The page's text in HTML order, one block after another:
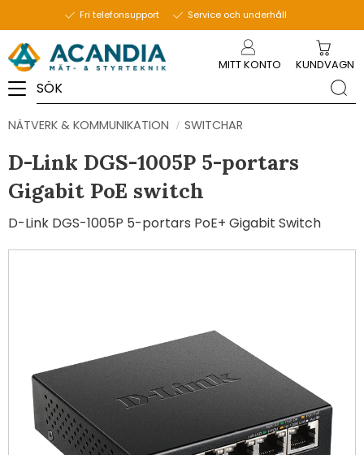
Fri telefonsupport Service och underhåll
MITT KONTO KUNDVAGN
NÄTVERK & KOMMUNIKATION SWITCHAR
D-Link DGS-1005P 5-portars
Gigabit PoE switch
D-Link DGS-1005P 5-portars PoE+ Gigabit Switch